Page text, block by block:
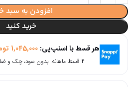
افزودن به سبد
خرید کنید
هر قسط با اسنپ‌پی:1,045,000
۴ قسط ماهانه. بدون سود، چک و ضامن.